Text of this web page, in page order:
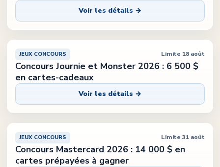
Voir les détails →
JEUX CONCOURS Limite 18 août
Concours Journie et Monster 2026 : 6 500 $
en cartes-cadeaux
Voir les détails →
JEUX CONCOURS Limite 31 août
Concours Mastercard 2026 : 14 000 $ en
cartes prépayées à gagner